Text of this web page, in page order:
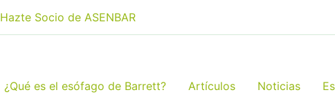
Hazte Socio de ASENBAR
¿Qué es el esófago de Barrett? Artículos Noticias